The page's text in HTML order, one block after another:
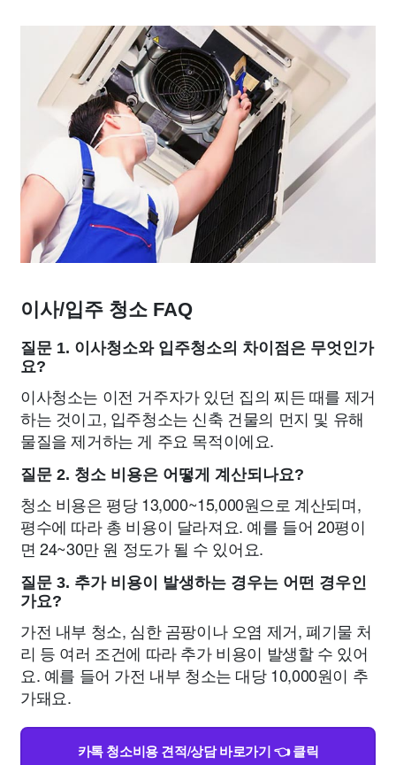
이사/입주 청소 FAQ
질문 1. 이사청소와 입주청소의 차이점은 무엇인가
요?
이사청소는 이전 거주자가 있던 집의 찌든 때를 제거
하는 것이고, 입주청소는 신축 건물의 먼지 및 유해
물질을 제거하는 게 주요 목적이에요.
질문 2. 청소 비용은 어떻게 계산되나요?
청소 비용은 평당 13,000~15,000원으로 계산되며,
평수에 따라 총 비용이 달라져요. 예를 들어 20평이
면 24~30만 원 정도가 될 수 있어요.
질문 3. 추가 비용이 발생하는 경우는 어떤 경우인
가요?
가전 내부 청소, 심한 곰팡이나 오염 제거, 폐기물 처
리 등 여러 조건에 따라 추가 비용이 발생할 수 있어
요. 예를 들어 가전 내부 청소는 대당 10,000원이 추
가돼요.
카톡 청소비용 견적/상담 바로가기 👈 클릭